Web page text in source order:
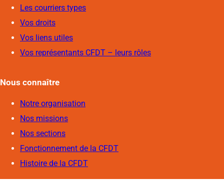
Les courriers types
Vos droits
Vos liens utiles
Vos représentants CFDT – leurs rôles
Nous connaître
Notre organisation
Nos missions
Nos sections
Fonctionnement de la CFDT
Histoire de la CFDT